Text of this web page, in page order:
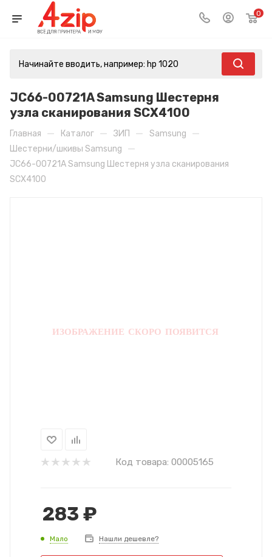
0
JC66-00721A Samsung Шестерня
узла сканирования SCX4100
Главная — Каталог — ЗИП — Samsung —
Шестерни/шкивы Samsung —
JC66-00721A Samsung Шестерня узла сканирования
SCX4100
Код товара: 00005165
283 ₽
Мало Нашли дешевле?